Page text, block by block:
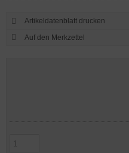
Artikeldatenblatt drucken